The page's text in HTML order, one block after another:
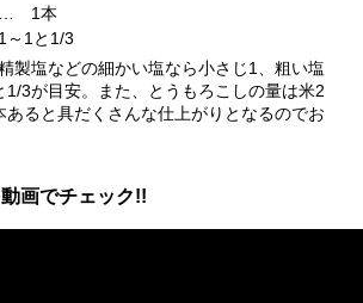
1本
1と1/3
製塩などの細かい塩なら小さじ1、粗い塩
1/3が目安。また、とうもろこしの量は米2
あると具だくさんな仕上がりとなるのでお
画でチェック!!